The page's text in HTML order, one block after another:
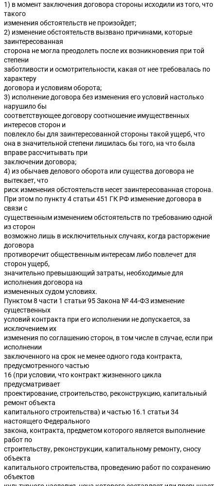
1) в момент заключения договора стороны исходили из того, что
такого
изменения обстоятельств не произойдет;
2) изменение обстоятельств вызвано причинами, которые
заинтересованная
сторона не могла преодолеть после их возникновения при той
степени
заботливости и осмотрительности, какая от нее требовалась по
характеру
договора и условиям оборота;
3) исполнение договора без изменения его условий настолько
нарушило бы
соответствующее договору соотношение имущественных
интересов сторон и
повлекло бы для заинтересованной стороны такой ущерб, что
она в значительной степени лишилась бы того, на что была
вправе рассчитывать при
заключении договора;
4) из обычаев делового оборота или существа договора не
вытекает, что
риск изменения обстоятельств несет заинтересованная сторона.
При этом по пункту 4 статьи 451 ГК РФ изменение договора в
связи с
существенным изменением обстоятельств по требованию одной
из сторон
возможно лишь в исключительных случаях, когда расторжение
договора
противоречит общественным интересам либо повлечет для
сторон ущерб,
значительно превышающий затраты, необходимые для
исполнения договора на
измененных судом условиях.
Пунктом 8 части 1 статьи 95 Закона № 44-ФЗ изменение
существенных
условий контракта при его исполнении не допускается, за
исключением их
изменения по соглашению сторон, в том числе в случае, если при
исполнении
заключенного на срок не менее одного года контракта,
предусмотренного частью
16 (при условии, что контракт жизненного цикла
предусматривает
проектирование, строительство, реконструкцию, капитальный
ремонт объекта
капитального строительства) и частью 16.1 статьи 34
настоящего Федерального
закона, контракта, предметом которого является выполнение
работ по
строительству, реконструкции, капитальному ремонту, сносу
объекта
капитального строительства, проведению работ по сохранению
объектов